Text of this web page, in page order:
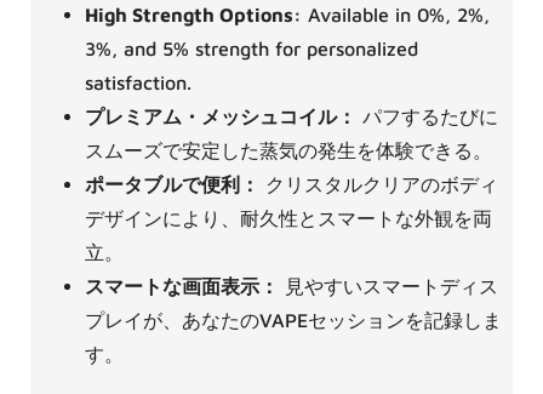
High Strength Options: Available in 0%, 2%,
3%, and 5% strength for personalized
satisfaction.
プレミアム・メッシュコイル：
パフするたびに
スムーズで安定した蒸気の発生を体験できる。
ポータブルで便利：
クリスタルクリアのボディ
デザインにより、耐久性とスマートな外観を両
立。
スマートな画面表示：
見やすいスマートディス
プレイが、あなたのVAPEセッションを記録しま
す。